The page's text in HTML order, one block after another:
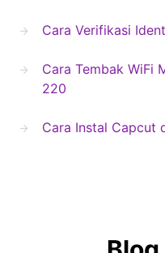
Cara Verifikasi
Cara Tembak WiFi
220
Cara Instal Capcut